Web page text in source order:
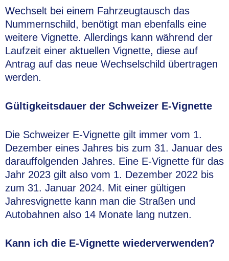
Wechselt bei einem Fahrzeugtausch das
Nummernschild, benötigt man ebenfalls eine
weitere Vignette. Allerdings kann während der
Laufzeit einer aktuellen Vignette, diese auf
Antrag auf das neue Wechselschild übertragen
werden.
Gültigkeitsdauer der Schweizer E-Vignette
Die Schweizer E-Vignette gilt immer vom 1.
Dezember eines Jahres bis zum 31. Januar des
darauffolgenden Jahres. Eine E-Vignette für das
Jahr 2023 gilt also vom 1. Dezember 2022 bis
zum 31. Januar 2024. Mit einer gültigen
Jahresvignette kann man die Straßen und
Autobahnen also 14 Monate lang nutzen.
Kann ich die E-Vignette wiederverwenden?